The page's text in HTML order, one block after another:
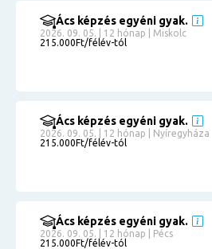
Ács képzés egyéni gyak.
2026. 09. 05. | 12 hónap | Miskolc
215.000Ft/félév-tól
Ács képzés egyéni gyak.
2026. 09. 05. | 12 hónap | Nyíregyháza
215.000Ft/félév-tól
Ács képzés egyéni gyak.
2026. 09. 05. | 12 hónap | Pécs
215.000Ft/félév-tól